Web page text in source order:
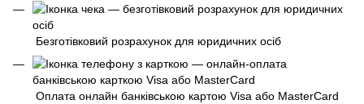
Безготівковий розрахунок для юридичних осіб
Оплата онлайн банківською картою Visa або MasterCard